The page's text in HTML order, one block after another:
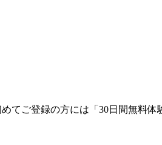
てご登録の方には「30日間無料体